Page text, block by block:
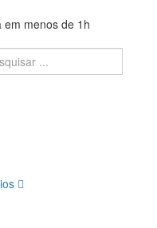
menos de 1h